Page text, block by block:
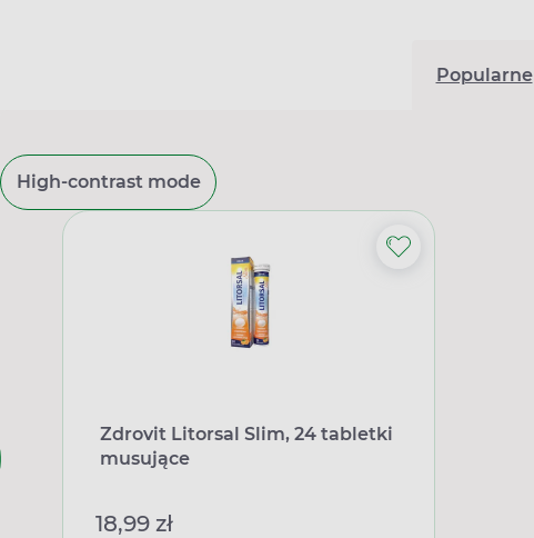
Popularne
High-contrast mode
Zdrovit Litorsal Slim, 24 tabletki
musujące
18,99 zł